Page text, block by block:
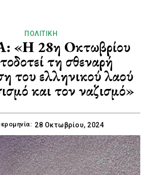
ΠΟΛΙΤΙΚΉ
«Η 28η Οκτωβρίου
τη σθεναρή
του ελληνικού λαού
και τον ναζισμό»
28 Οκτωβρίου, 2024